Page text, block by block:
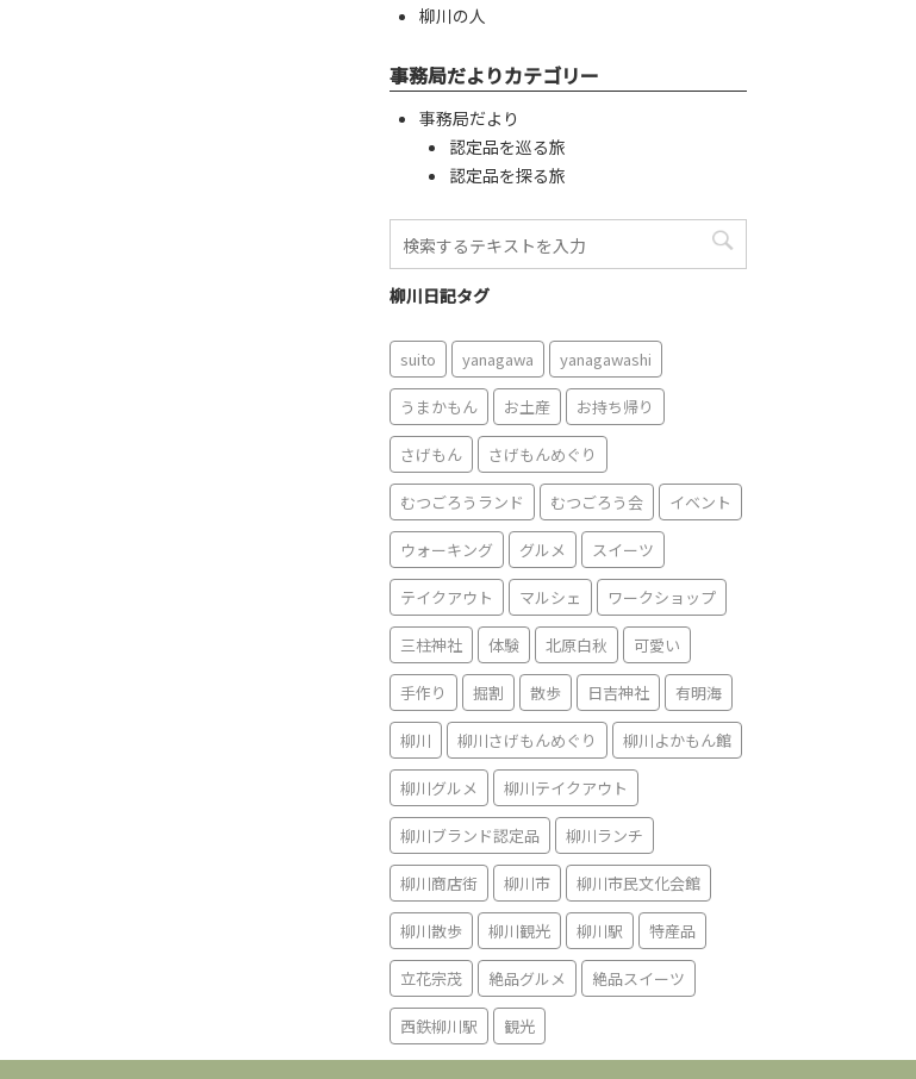
柳川の人
事務局だよりカテゴリー
事務局だより
認定品を巡る旅
認定品を探る旅
柳川日記タグ
suito yanagawa yanagawashi
うまかもん お土産 お持ち帰り
さげもん さげもんめぐり
むつごろうランド むつごろう会 イベント
ウォーキング グルメ スイーツ
テイクアウト マルシェ ワークショップ
三柱神社 体験 北原白秋 可愛い
手作り 掘割 散歩 日吉神社 有明海
柳川 柳川さげもんめぐり 柳川よかもん館
柳川グルメ 柳川テイクアウト
柳川ブランド認定品 柳川ランチ
柳川商店街 柳川市 柳川市民文化会館
柳川散歩 柳川観光 柳川駅 特産品
立花宗茂 絶品グルメ 絶品スイーツ
西鉄柳川駅 観光